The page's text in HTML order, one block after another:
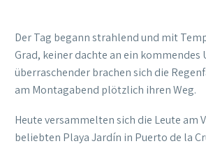
Der Tag begann strahlend und mit
Grad, keiner dachte an ein kommendes
überraschender brachen sich die
am Montagabend plötzlich ihren Weg.
Heute versammelten sich die Leute am
beliebten Playa Jardín in Puerto de la